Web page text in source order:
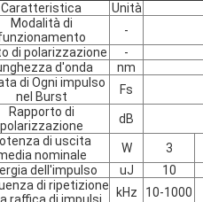
Caratteristica Unità
Modalità di
-
di polarizzazione -
d'onda nm
di Ogni impulso
nel Burst
Fs
Rapporto di
polarizzazione
dB
di uscita
nominale
W 3
dell'impulso uJ 10
di ripetizione
kHz 10-1000